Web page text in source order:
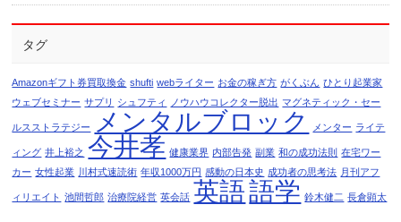
タグ
Amazonギフト券買取換金 shufti webライター お金の稼ぎ方 がくぶん ひとり起業家
ウェブセミナー サプリ シュフティ ノウハウコレクター脱出 マグネティック・セー
ルスストラテジー メンタルブロック メンター ライテ
ィング 井上裕之 今井孝 健康業界 内部告発 副業 和の成功法則 在宅ワー
カー 女性起業 川村式速読術 年収1000万円 感動の日本史 成功者の思考法 月刊アフ
ィリエイト 池間哲郎 治療院経営 英会話 英語語学 鈴木健二 長倉顕太